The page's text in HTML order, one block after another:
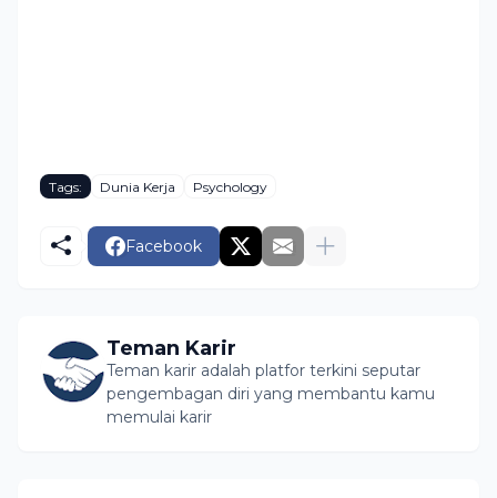
Tags: Dunia Kerja Psychology
Facebook
Teman Karir
Teman karir adalah platfor terkini seputar
pengembagan diri yang membantu kamu
memulai karir